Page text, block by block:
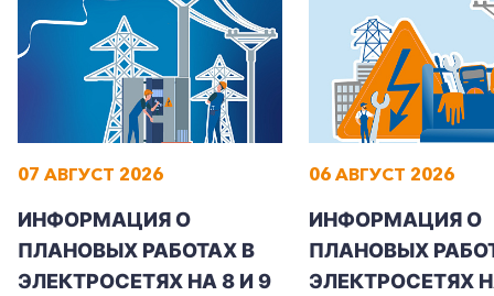
Заказать обратный звонок
07 АВГУСТ 2026
ИНФОРМАЦИЯ О
ПЛАНОВЫХ РАБОТАХ В
ЭЛЕКТРОСЕТЯХ НА 8 И 9
06 АВГУСТ 2026
ИНФОРМАЦИЯ О
ПЛАНОВЫХ
ЭЛЕКТРОСЕТЯХ